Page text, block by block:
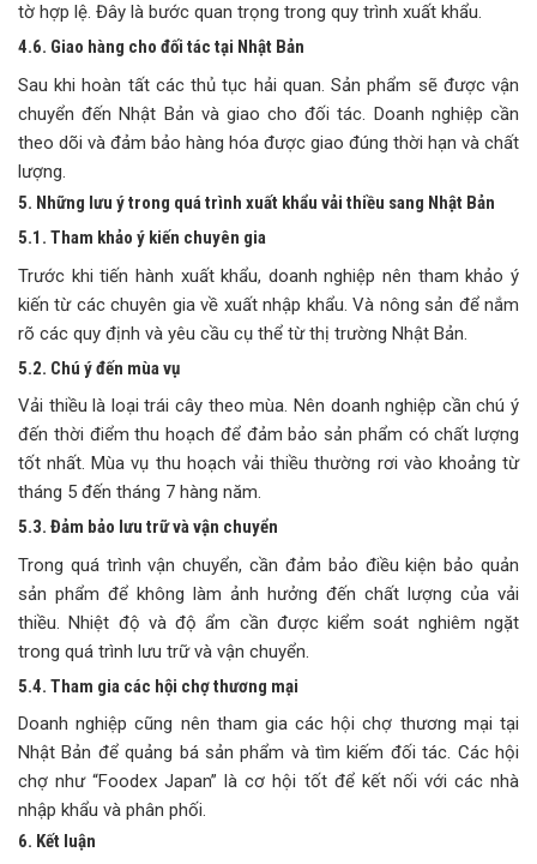
tờ hợp lệ. Đây là bước quan trọng trong quy trình xuất khẩu.
4.6. Giao hàng cho đối tác tại Nhật Bản
Sau khi hoàn tất các thủ tục hải quan. Sản phẩm sẽ được vận
chuyển đến Nhật Bản và giao cho đối tác. Doanh nghiệp cần
theo dõi và đảm bảo hàng hóa được giao đúng thời hạn và chất
lượng.
5. Những lưu ý trong quá trình xuất khẩu vải thiều sang Nhật Bản
5.1. Tham khảo ý kiến chuyên gia
Trước khi tiến hành xuất khẩu, doanh nghiệp nên tham khảo ý
kiến từ các chuyên gia về xuất nhập khẩu. Và nông sản để nắm
rõ các quy định và yêu cầu cụ thể từ thị trường Nhật Bản.
5.2. Chú ý đến mùa vụ
Vải thiều là loại trái cây theo mùa. Nên doanh nghiệp cần chú ý
đến thời điểm thu hoạch để đảm bảo sản phẩm có chất lượng
tốt nhất. Mùa vụ thu hoạch vải thiều thường rơi vào khoảng từ
tháng 5 đến tháng 7 hàng năm.
5.3. Đảm bảo lưu trữ và vận chuyển
Trong quá trình vận chuyển, cần đảm bảo điều kiện bảo quản
sản phẩm để không làm ảnh hưởng đến chất lượng của vải
thiều. Nhiệt độ và độ ẩm cần được kiểm soát nghiêm ngặt
trong quá trình lưu trữ và vận chuyển.
5.4. Tham gia các hội chợ thương mại
Doanh nghiệp cũng nên tham gia các hội chợ thương mại tại
Nhật Bản để quảng bá sản phẩm và tìm kiếm đối tác. Các hội
chợ như “Foodex Japan” là cơ hội tốt để kết nối với các nhà
nhập khẩu và phân phối.
6. Kết luận